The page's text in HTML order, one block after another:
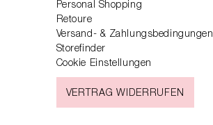
Personal Shopping
Retoure
Versand- & Zahlungsbedingungen
Storefinder
Cookie Einstellungen
VERTRAG WIDERRUFEN